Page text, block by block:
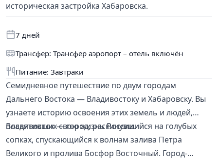
историческая застройка Хабаровска.
7 дней
Трансфер: Трансфер аэропорт – отель включён
Питание: Завтраки
Семидневное путешествие по двум городам
Дальнего Востока — Владивостоку и Хабаровску. Вы
узнаете историю освоения этих земель и людей,
посвятивших свою жизнь России.
Владивосток — город, раскинувшийся на голубых
сопках, спускающийся к волнам залива Петра
Великого и пролива Босфор Восточный. Город-